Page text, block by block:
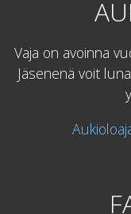
Vaja on avoinna
Jäsenenä voit